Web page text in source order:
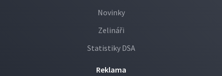
Novinky
Zelináři
Statistiky DSA
Reklama